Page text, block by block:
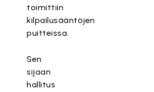
toimittiin
kilpailusääntöjen
puitteissa.
Sen
sijaan
hallitus